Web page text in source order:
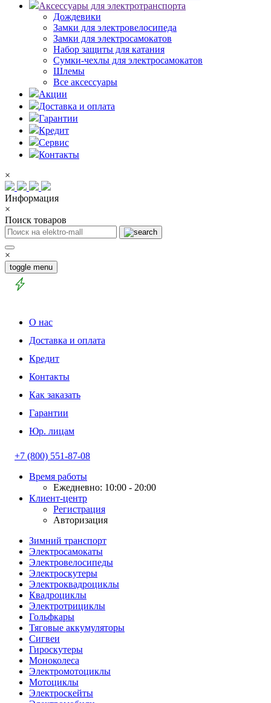
Аксессуары для электротранспорта
Дождевики
Замки для электровелосипеда
Замки для электросамокатов
Набор защиты для катания
Сумки-чехлы для электросамокатов
Шлемы
Все аксессуары
Акции
Доставка и оплата
Гарантии
Кредит
Сервис
Контакты
×
Информация
×
Поиск товаров
×
toggle menu
О нас
Доставка и оплата
Кредит
Контакты
Как заказать
Гарантии
Юр. лицам
+7 (800) 551-87-08
Время работы
Ежедневно: 10:00 - 20:00
Клиент-центр
Регистрация
Авторизация
Зимний транспорт
Электросамокаты
Электровелосипеды
Электроскутеры
Электроквадроциклы
Квадроциклы
Электротрициклы
Гольфкары
Тяговые аккумуляторы
Сигвеи
Гироскутеры
Моноколеса
Электромотоциклы
Мотоциклы
Электроскейты